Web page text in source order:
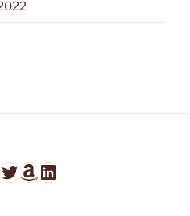
Twitter
Amazon
LinkedIn